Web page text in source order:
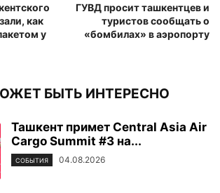
как
у
ГУВД просит ташкентцев и
туристов сообщать о
«бомбилах» в аэропорту
БЫТЬ ИНТЕРЕСНО
Ташкент примет Central Asia Air
Cargo Summit #3 на...
СОБЫТИЯ 04.08.2026